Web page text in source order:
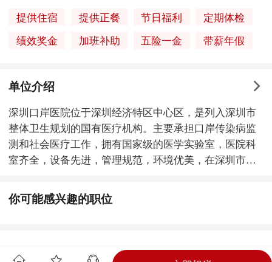
提供住宿 提供正餐 节日福利
定期体检
绩效奖金
加班补助 五险一金 带薪年假
单位介绍
深圳口岸医院位于深圳经济特区中心区，是列入深圳市
整体卫生规划的国有医疗机构。主要承担口岸传染病监
测和社会医疗工作，拥有国家级的医学实验室，医院科
室齐全，设备先进，管理规范，环境优美，在深圳市民
你可能感兴趣的职位